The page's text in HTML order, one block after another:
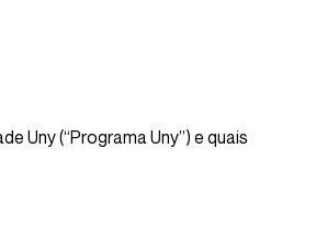
Uny (“Programa Uny”) e quais